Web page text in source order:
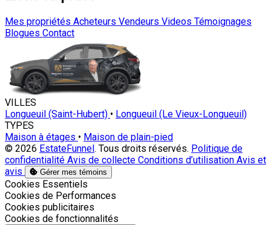
Mes propriétés Acheteurs Vendeurs Videos Témoignages
Blogues Contact
VILLES
Longueuil (Saint-Hubert) • Longueuil (Le Vieux-Longueuil)
TYPES
Maison à étages • Maison de plain-pied
© 2026 EstateFunnel. Tous droits réservés. Politique de
confidentialité Avis de collecte Conditions d’utilisation Avis et
avis
Gérer mes témoins
Activer
Cookies Essentiels
Activer
Cookies de Performances
Activer
Cookies publicitaires
Activer
Cookies de fonctionnalités